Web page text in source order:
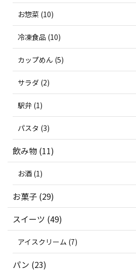
お惣菜 (10)
冷凍食品 (10)
カップめん (5)
サラダ (2)
駅弁 (1)
パスタ (3)
飲み物 (11)
お酒 (1)
お菓子 (29)
スイーツ (49)
アイスクリーム (7)
パン (23)